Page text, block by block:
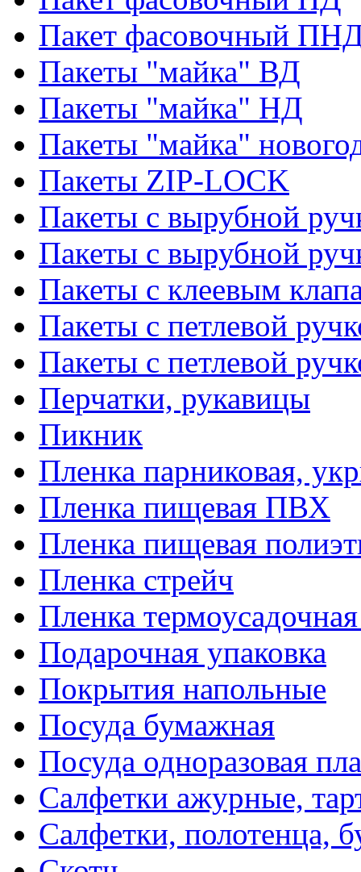
Пакет фасовочный
Пакеты "майка" ВД
Пакеты "майка" НД
Пакеты "майка"
Пакеты ZIP-LOCK
Пакеты с вырубной
Пакеты с вырубной
Пакеты с клеевым
Пакеты с петлевой
Пакеты с петлевой
Перчатки, рукавицы
Пикник
Пленка парниковая,
Пленка пищевая ПВХ
Пленка пищевая
Пленка стрейч
Пленка
Подарочная упаковка
Покрытия напольные
Посуда бумажная
Посуда одноразовая
Салфетки ажурные,
Салфетки, полотенца,